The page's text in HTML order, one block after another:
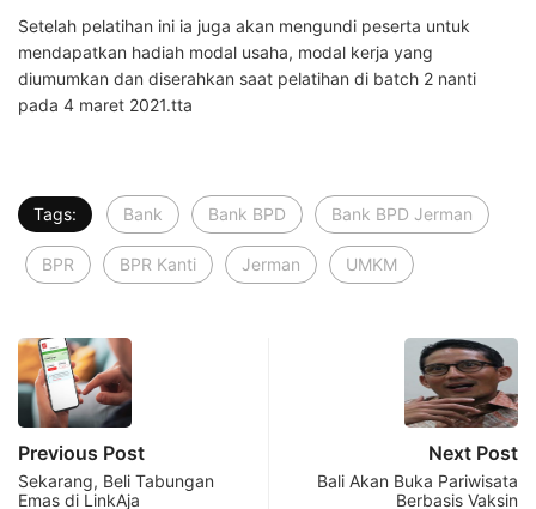
Setelah pelatihan ini ia juga akan mengundi peserta untuk
mendapatkan hadiah modal usaha, modal kerja yang
diumumkan dan diserahkan saat pelatihan di batch 2 nanti
pada 4 maret 2021.tta
Tags: Bank Bank BPD Bank BPD Jerman
BPR BPR Kanti Jerman UMKM
Previous Post
Sekarang, Beli Tabungan
Emas di LinkAja
Next Post
Bali Akan Buka Pariwisata
Berbasis Vaksin